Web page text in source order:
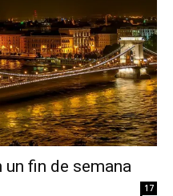
un fin de semana
17